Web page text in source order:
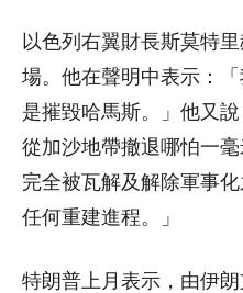
以色列右翼財長斯莫特
場。他在聲明中表示：
是摧毀哈馬斯。」他又
從加沙地帶撤退哪怕一
完全被瓦解及解除軍事
任何重建進程。」
特朗普上月表示，由伊